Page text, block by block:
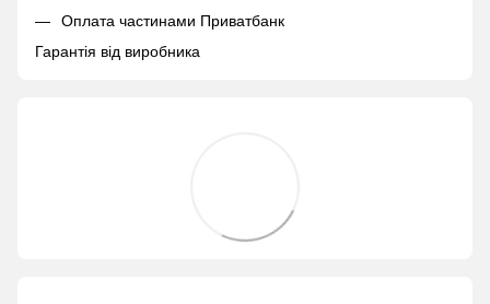
Оплата частинами Приватбанк
Гарантія від виробника